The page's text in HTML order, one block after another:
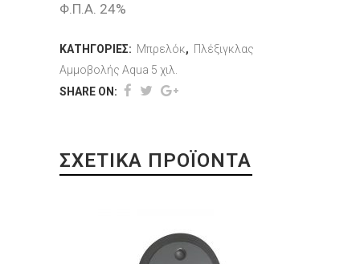
Φ.Π.Α. 24%
ΚΑΤΗΓΟΡΊΕΣ: Μπρελόκ, Πλέξιγκλας
Αμμοβολής Aqua 5 χιλ.
SHARE ON:
ΣΧΕΤΙΚΆ ΠΡΟΪΌΝΤΑ